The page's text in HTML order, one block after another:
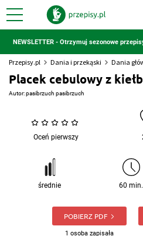
NEWSLETTER - Otrzymuj sezonowe
Przepisy.pl Dania i przekąski Dania
Placek cebulowy z
Autor:pasibrzuch pasibrzuch
Oceń pierwszy
średnie 60 min.
POBIERZ PDF
1 osoba zapisała